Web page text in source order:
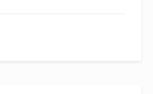
последствий